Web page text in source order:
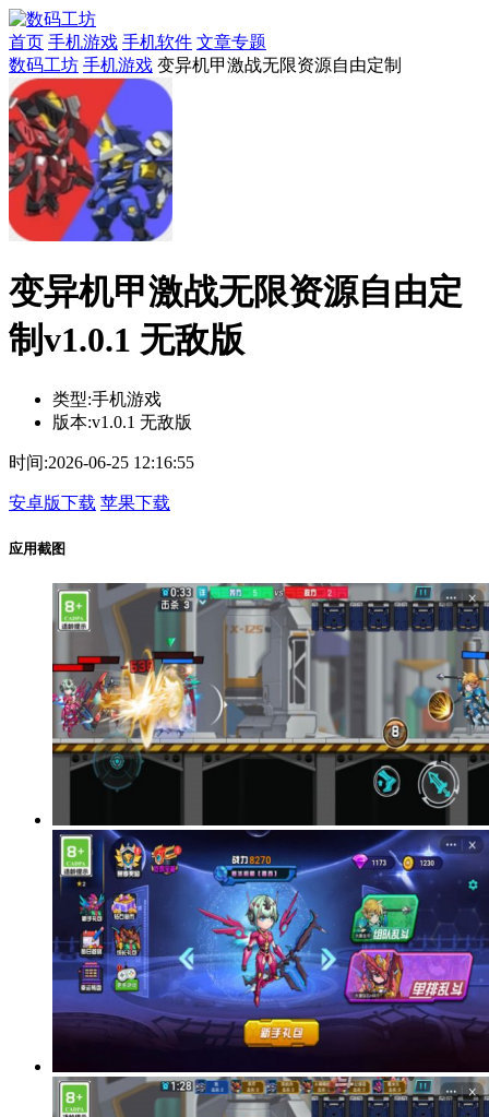
首页 手机游戏 手机软件 文章专题
数码工坊 手机游戏 变异机甲激战无限资源自由定制
变异机甲激战无限资源自由定
制v1.0.1 无敌版
类型:手机游戏
版本:v1.0.1 无敌版
时间:2026-06-25 12:16:55
安卓版下载 苹果下载
应用截图